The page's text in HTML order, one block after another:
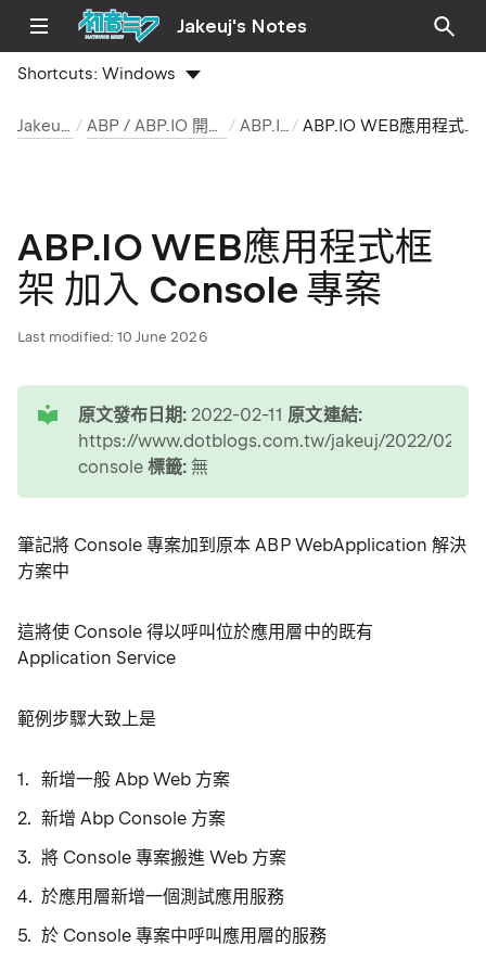
Jakeuj's Notes
Shortcuts:Windows
Jakeuj 筆記本 ABP / ABP.IO 開發環境與安裝筆記 ABP.IO 文章 ABP.IO WEB應用程式框架 加入 Console 專案
ABP.IO WEB應用程式框
架 加入 Console 專案
Last modified: 10 June 2026
原文發布日期: 2022-02-11 原文連結:
https://www.dotblogs.com.tw/jakeuj/2022/02/
console標籤: 無
筆記將 Console 專案加到原本 ABP WebApplication 解決
方案中
這將使 Console 得以呼叫位於應用層中的既有
Application Service
範例步驟大致上是
新增一般 Abp Web 方案
新增 Abp Console 方案
將 Console 專案搬進 Web 方案
於應用層新增一個測試應用服務
於 Console 專案中呼叫應用層的服務